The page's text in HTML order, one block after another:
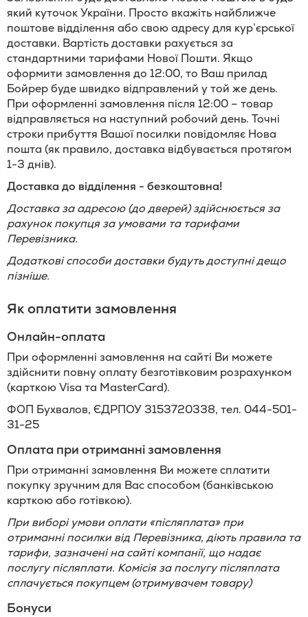
який куточок України. Просто вкажіть найближче
поштове відділення або свою адресу для кур’єрської
доставки. Вартість доставки рахується за
стандартними тарифами Нової Пошти. Якщо
оформити замовлення до 12:00, то Ваш прилад
Бойрер буде швидко відправлений у той же день.
При оформленні замовлення після 12:00 – товар
відправляється на наступний робочий день. Точні
строки прибуття Вашої посилки повідомляє Нова
пошта (як правило, доставка відбувається протягом
1-3 днів).
Доставка до відділення - безкоштовна!
Доставка за адресою (до дверей) здійснюється за
рахунок покупця за умовами та тарифами
Перевізника.
Додаткові способи доставки будуть доступні дещо
пізніше.
Як оплатити замовлення
Онлайн-оплата
При оформленні замовлення на сайті Ви можете
здійснити повну оплату безготівковим розрахунком
(карткою Visa та MasterCard).
ФОП Бухвалов, ЄДРПОУ 3153720338, тел. 044-501-
31-25
Оплата при отриманні замовлення
При отриманні замовлення Ви можете сплатити
покупку зручним для Вас способом (банківською
карткою або готівкою).
При виборі умови оплати «післяплата» при
отриманні посилки від Перевізника, діють правила та
тарифи, зазначені на сайті компанії, що надає
послугу післяплати. Комісія за послугу післяплата
сплачується покупцем (отримувачем товару)
Бонуси